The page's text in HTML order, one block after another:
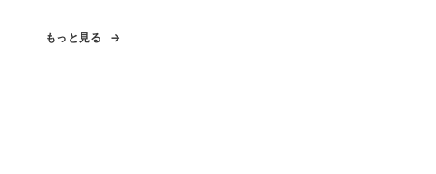
もっと見る